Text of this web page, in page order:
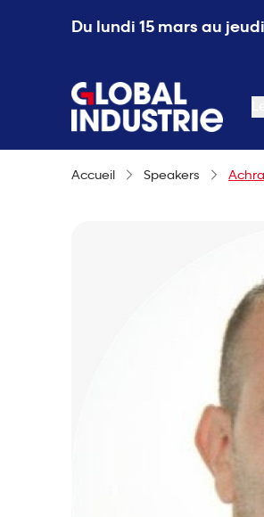
Du lundi 15 mars au
page.home
Accueil Speakers